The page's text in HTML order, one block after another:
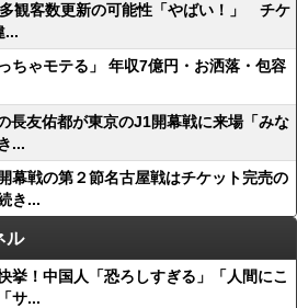
多観客数更新の可能性「やばい！」 チケ
...
ちゃモテる」 年収7億円・お洒落・包容
長友佑都が東京のJ1開幕戦に来場「みな
...
幕戦の第２節名古屋戦はチケット完売の
き...
ル
挙！中国人「恐ろしすぎる」「人間にこ
サ...